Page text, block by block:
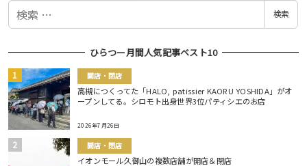
検
検索
ひらつー月間人気記事ベスト10
開店・閉店
高槻につくってた「HALO, patissier KAORU YOSHIDA」がオ
ープンしてる。シロモト出身世界3位パティシエのお店
2026年7月26日
開店・閉店
イオンモール久御山の複数店舗が開店＆閉店